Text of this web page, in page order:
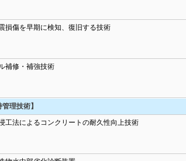
損傷を早期に検知、復旧する技術
補修・補強技術
理技術】
工法によるコンクリートの耐久性向上技術